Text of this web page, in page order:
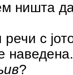
ништа
с
?